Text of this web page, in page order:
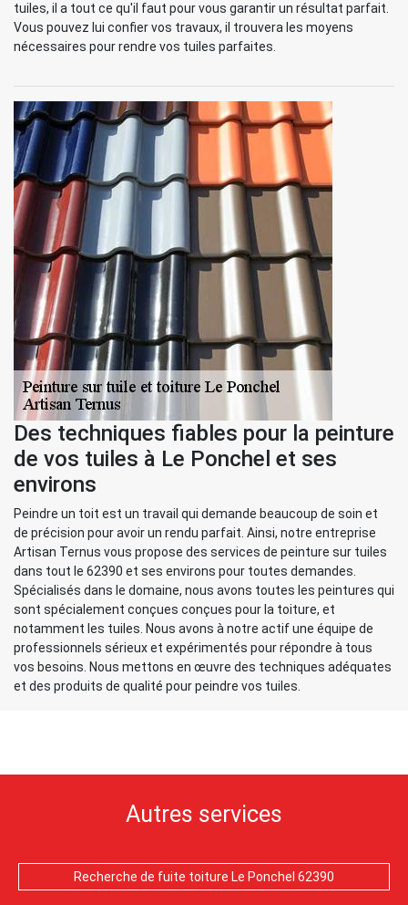
tuiles, il a tout ce qu'il faut pour vous garantir un résultat parfait.
Vous pouvez lui confier vos travaux, il trouvera les moyens
nécessaires pour rendre vos tuiles parfaites.
Des techniques fiables pour la peinture
de vos tuiles à Le Ponchel et ses
environs
Peindre un toit est un travail qui demande beaucoup de soin et
de précision pour avoir un rendu parfait. Ainsi, notre entreprise
Artisan Ternus vous propose des services de peinture sur tuiles
dans tout le 62390 et ses environs pour toutes demandes.
Spécialisés dans le domaine, nous avons toutes les peintures qui
sont spécialement conçues conçues pour la toiture, et
notamment les tuiles. Nous avons à notre actif une équipe de
professionnels sérieux et expérimentés pour répondre à tous
vos besoins. Nous mettons en œuvre des techniques adéquates
et des produits de qualité pour peindre vos tuiles.
Autres services
Recherche de fuite toiture Le Ponchel 62390